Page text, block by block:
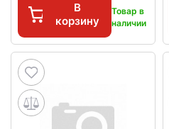
В
корзину
Товар в
наличии